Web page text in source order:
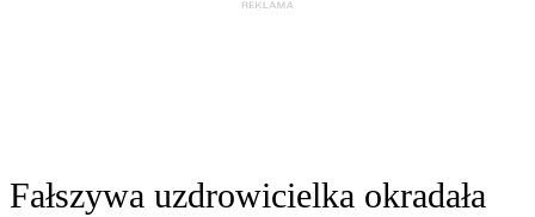
Fałszywa uzdrowicielka okradała